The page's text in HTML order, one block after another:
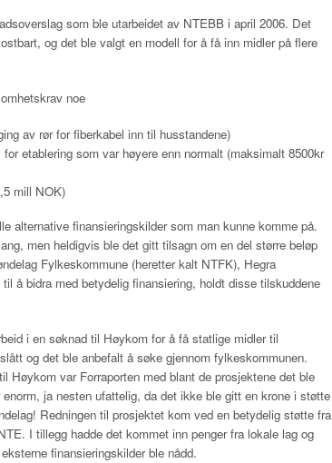
som ble utarbeidet av NTEBB i april 2006. Det
og det ble valgt en modell for å få inn midler på flere
noe
av rør for fiberkabel inn til husstandene)
etablering som var høyere enn normalt (maksimalt 8500kr
mill NOK)
alternative finansieringskilder som man kunne komme på.
men heldigvis ble det gitt tilsagn om en del større beløp
Fylkeskommune (heretter kalt NTFK), Hegra
å bidra med betydelig finansiering, holdt disse tilskuddene
i en søknad til Høykom for å få statlige midler til
og det ble anbefalt å søke gjennom fylkeskommunen.
Høykom var Forraporten med blant de prosjektene det ble
ja nesten ufattelig, da det ikke ble gitt en krone i støtte
Redningen til prosjektet kom ved en betydelig støtte fra
I tillegg hadde det kommet inn penger fra lokale lag og
finansieringskilder ble nådd.